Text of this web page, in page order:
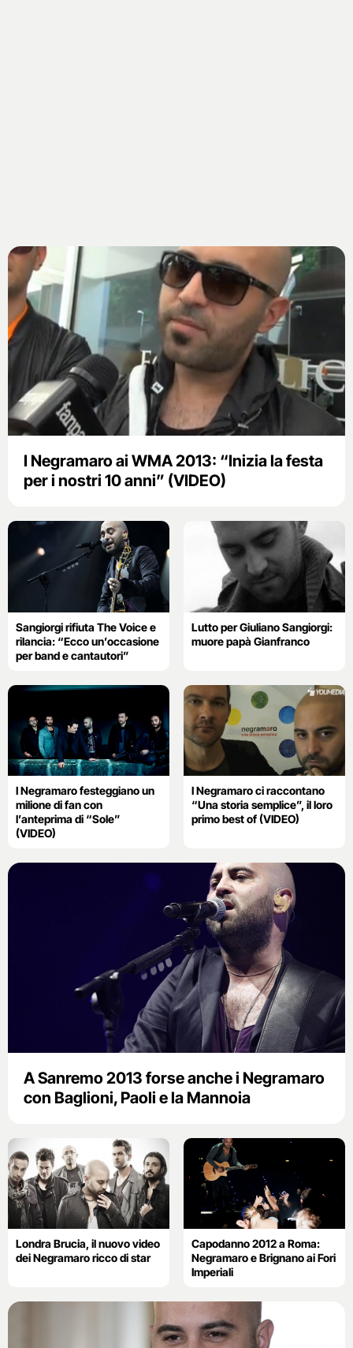
I Negramaro ai WMA 2013: “Inizia la festa
per i nostri 10 anni” (VIDEO)
Sangiorgi rifiuta The Voice e
rilancia: “Ecco un’occasione
per band e cantautori”
Lutto per Giuliano Sangiorgi:
muore papà Gianfranco
I Negramaro festeggiano un
milione di fan con
l’anteprima di “Sole”
(VIDEO)
I Negramaro ci raccontano
“Una storia semplice”, il loro
primo best of (VIDEO)
A Sanremo 2013 forse anche i Negramaro
con Baglioni, Paoli e la Mannoia
Londra Brucia, il nuovo video
dei Negramaro ricco di star
Capodanno 2012 a Roma:
Negramaro e Brignano ai Fori
Imperiali